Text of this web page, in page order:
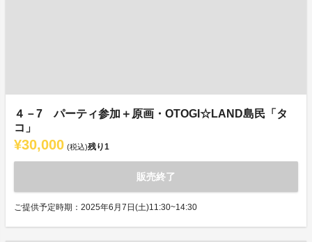
４－7 パーティ参加＋原画・OTOGI☆LAND島民「タ
コ」
¥30,000 (税込)残り1
販売終了
ご提供予定時期：2025年6月7日(土)11:30~14:30